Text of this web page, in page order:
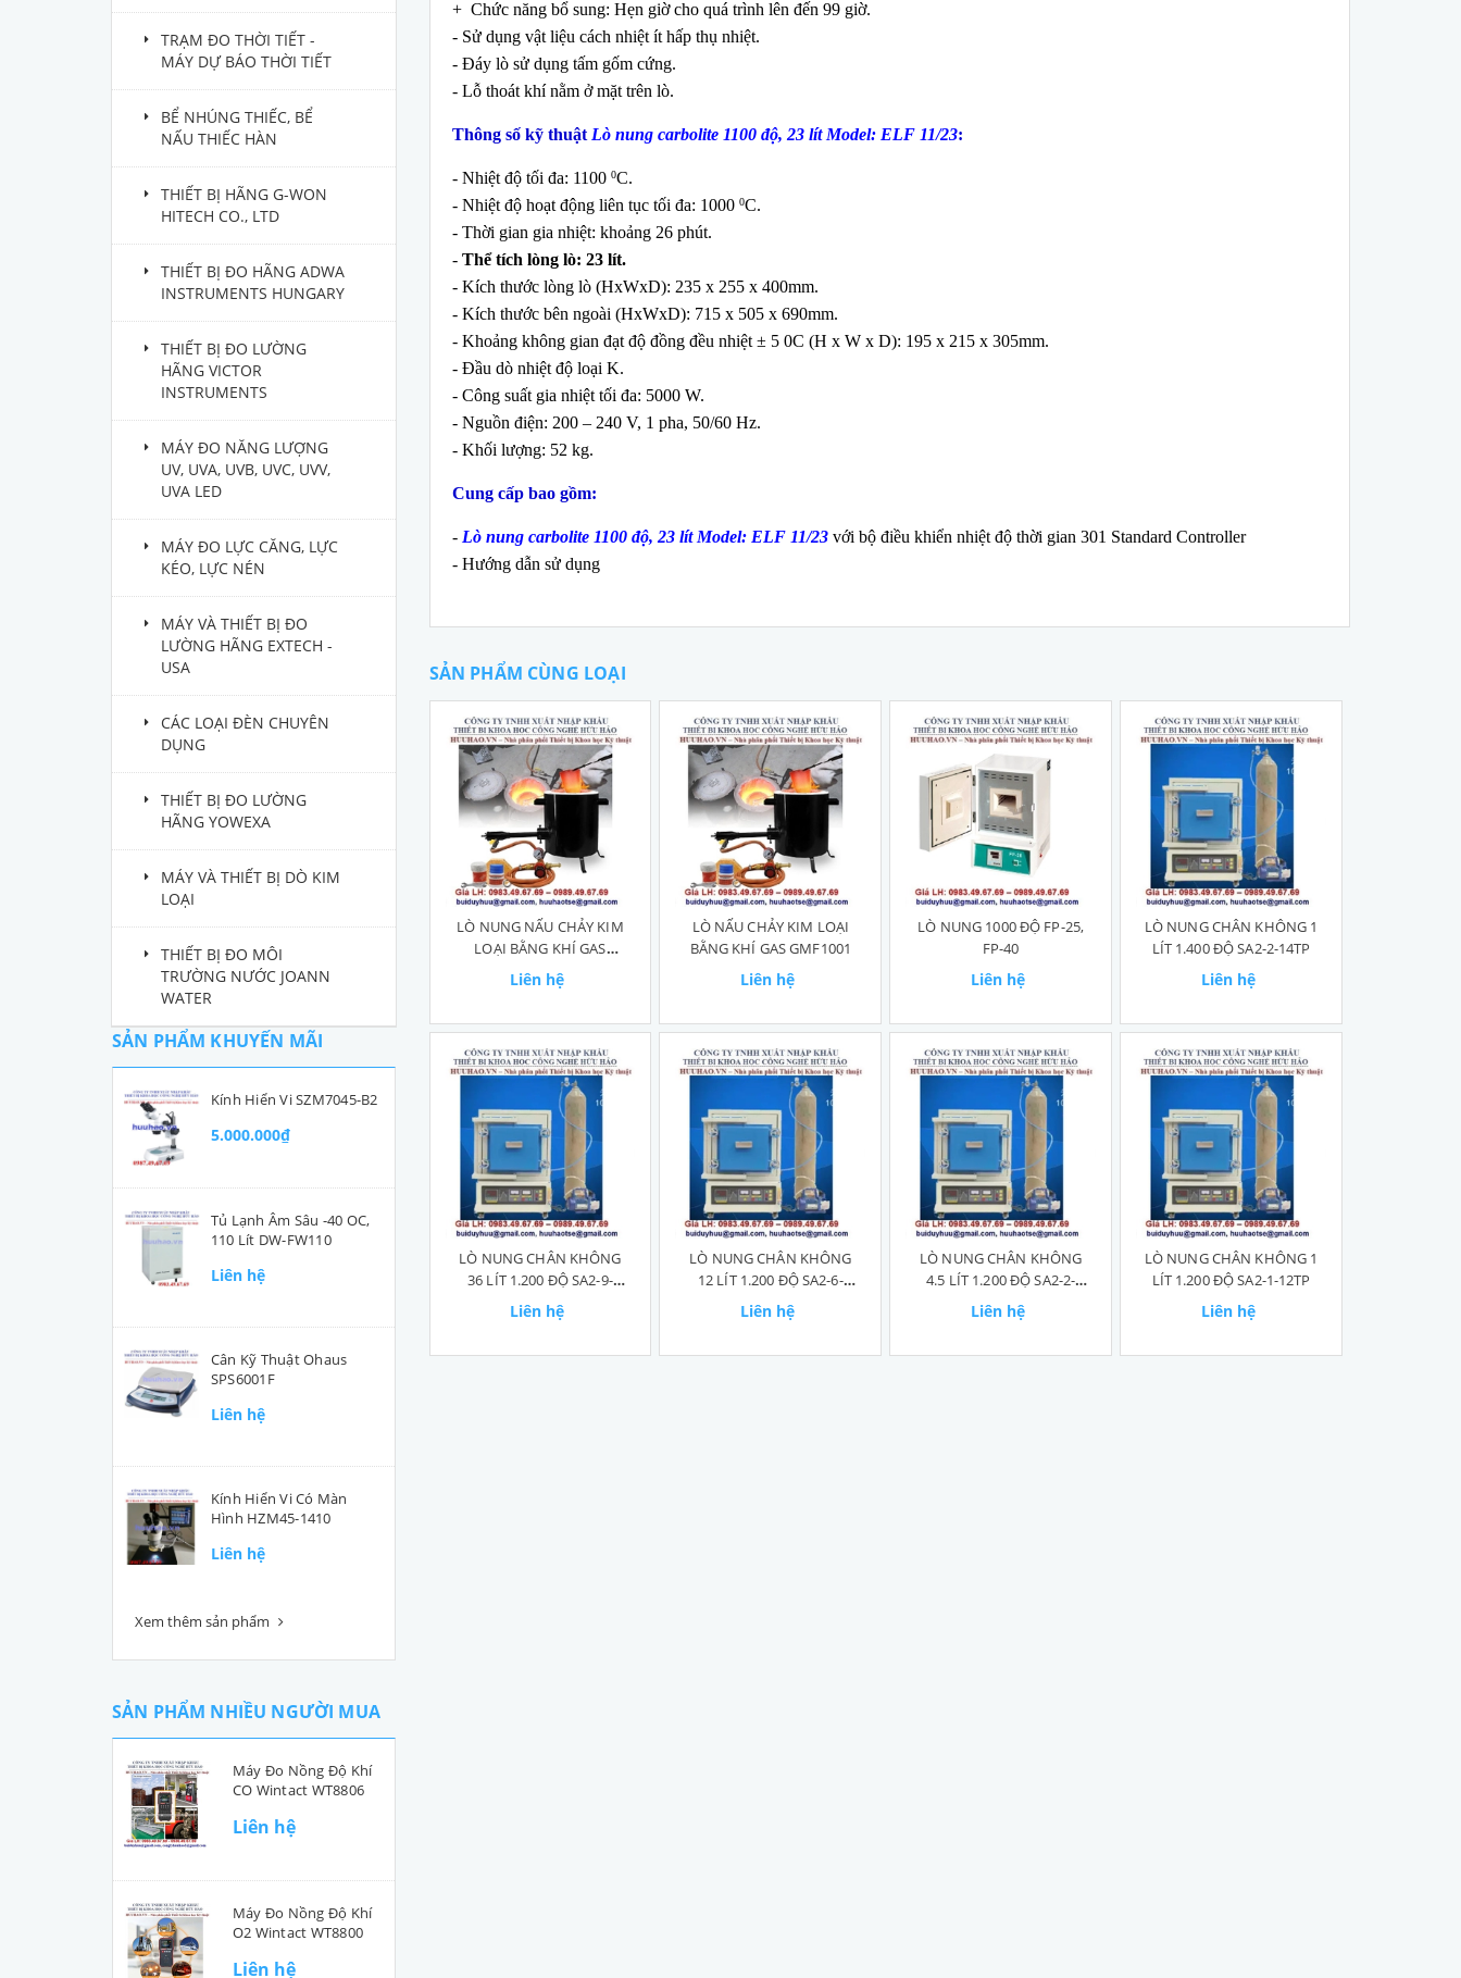
TRẠM ĐO THỜI TIẾT -
MÁY DỰ BÁO THỜI TIẾT
BỂ NHÚNG THIẾC, BỂ
NẤU THIẾC HÀN
THIẾT BỊ HÃNG G-WON
HITECH CO., LTD
THIẾT BỊ ĐO HÃNG ADWA
INSTRUMENTS HUNGARY
THIẾT BỊ ĐO LƯỜNG
HÃNG VICTOR
INSTRUMENTS
MÁY ĐO NĂNG LƯỢNG
UV, UVA, UVB, UVC, UVV,
UVA LED
MÁY ĐO LỰC CĂNG, LỰC
KÉO, LỰC NÉN
MÁY VÀ THIẾT BỊ ĐO
LƯỜNG HÃNG EXTECH -
USA
CÁC LOẠI ĐÈN CHUYÊN
DỤNG
THIẾT BỊ ĐO LƯỜNG
HÃNG YOWEXA
MÁY VÀ THIẾT BỊ DÒ KIM
LOẠI
THIẾT BỊ ĐO MÔI
TRƯỜNG NƯỚC JOANN
WATER
SẢN PHẨM KHUYẾN MÃI
Kính Hiển Vi SZM7045-B2
5.000.000₫
Tủ Lạnh Âm Sâu -40 OC,
110 Lít DW-FW110
Liên hệ
Cân Kỹ Thuật Ohaus
SPS6001F
Liên hệ
Kính Hiển Vi Có Màn
Hình HZM45-1410
Liên hệ
Xem thêm sản phẩm
SẢN PHẨM NHIỀU NGƯỜI MUA
Máy Đo Nồng Độ Khí
CO Wintact WT8806
Liên hệ
Máy Đo Nồng Độ Khí
O2 Wintact WT8800
Liên hệ
+ Chức năng bổ sung: Hẹn giờ cho quá trình lên đến 99 giờ.
- Sử dụng vật liệu cách nhiệt ít hấp thụ nhiệt.
- Đáy lò sử dụng tấm gốm cứng.
- Lỗ thoát khí nằm ở mặt trên lò.
Thông số kỹ thuật Lò nung carbolite 1100 độ, 23 lít Model: ELF 11/23:
- Nhiệt độ tối đa: 1100 0C.
- Nhiệt độ hoạt động liên tục tối đa: 1000 0C.
- Thời gian gia nhiệt: khoảng 26 phút.
- Thể tích lòng lò: 23 lít.
- Kích thước lòng lò (HxWxD): 235 x 255 x 400mm.
- Kích thước bên ngoài (HxWxD): 715 x 505 x 690mm.
- Khoảng không gian đạt độ đồng đều nhiệt ± 5 0C (H x W x D): 195 x 215 x 305mm.
- Đầu dò nhiệt độ loại K.
- Công suất gia nhiệt tối đa: 5000 W.
- Nguồn điện: 200 – 240 V, 1 pha, 50/60 Hz.
- Khối lượng: 52 kg.
Cung cấp bao gồm:
- Lò nung carbolite 1100 độ, 23 lít Model: ELF 11/23 với bộ điều khiển nhiệt độ thời gian 301 Standard Controller
- Hướng dẫn sử dụng
SẢN PHẨM CÙNG LOẠI
LÒ NUNG NẤU CHẢY KIM
LOẠI BẰNG KHÍ GAS
GMF1001
Liên hệ
LÒ NẤU CHẢY KIM LOẠI
BẰNG KHÍ GAS GMF1001
Liên hệ
LÒ NUNG 1000 ĐỘ FP-25,
FP-40
Liên hệ
LÒ NUNG CHÂN KHÔNG 1
LÍT 1.400 ĐỘ SA2-2-14TP
Liên hệ
LÒ NUNG CHÂN KHÔNG
36 LÍT 1.200 ĐỘ SA2-9-
12TP
Liên hệ
LÒ NUNG CHÂN KHÔNG
12 LÍT 1.200 ĐỘ SA2-6-
12TP
Liên hệ
LÒ NUNG CHÂN KHÔNG
4.5 LÍT 1.200 ĐỘ SA2-2-
12TP
Liên hệ
LÒ NUNG CHÂN KHÔNG 1
LÍT 1.200 ĐỘ SA2-1-12TP
Liên hệ